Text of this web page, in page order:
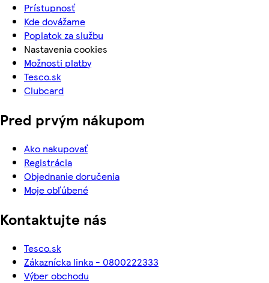
Prístupnosť
Kde dovážame
Poplatok za službu
Nastavenia cookies
Možnosti platby
Tesco.sk
Clubcard
Pred prvým nákupom
Ako nakupovať
Registrácia
Objednanie doručenia
Moje obľúbené
Kontaktujte nás
Tesco.sk
Zákaznícka linka - 0800222333
Výber obchodu